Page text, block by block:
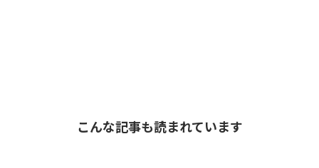
こんな記事も読まれています